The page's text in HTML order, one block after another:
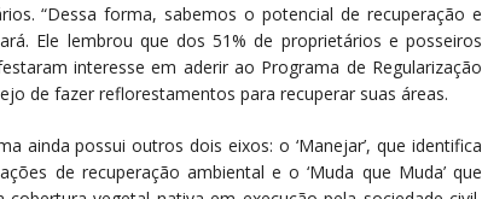
“Dessa forma, sabemos o potencial de recuperação e
Ele lembrou que dos 51% de proprietários e posseiros
interesse em aderir ao Programa de Regularização
de fazer reflorestamentos para recuperar suas áreas.
ainda possui outros dois eixos: o ‘Manejar’, que identifica
de recuperação ambiental e o ‘Muda que Muda’ que